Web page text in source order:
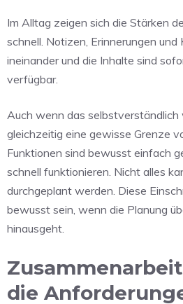
Im Alltag zeigen sich die Stärken
schnell. Notizen, Erinnerungen und
ineinander und die Inhalte sind
verfügbar.
Auch wenn das selbstverständlich
gleichzeitig eine gewisse Grenze
Funktionen sind bewusst einfach
schnell funktionieren. Nicht alles
durchgeplant werden. Diese
bewusst sein, wenn die Planung
hinausgeht.
die